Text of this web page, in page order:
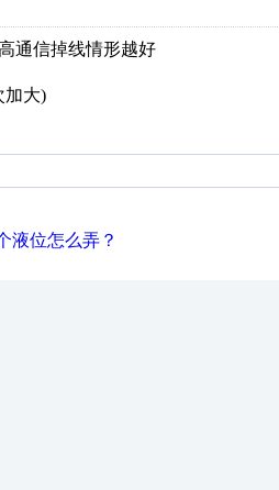
通信掉线情形越好
掉线频次加大)
液位怎么弄？